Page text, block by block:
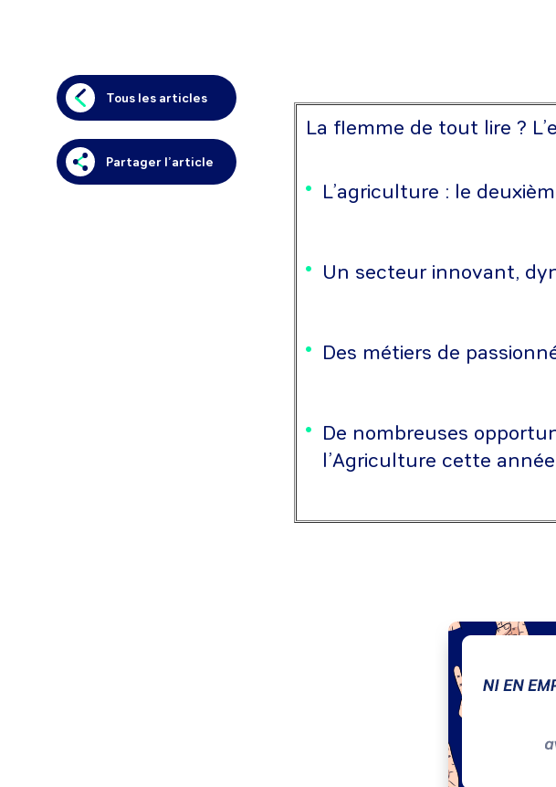
Tous les articles
Partager l’article
La flemme de tout lire ?
L’agriculture : le
Un secteur innovant,
Des métiers de
De nombreuses
l’Agriculture cette